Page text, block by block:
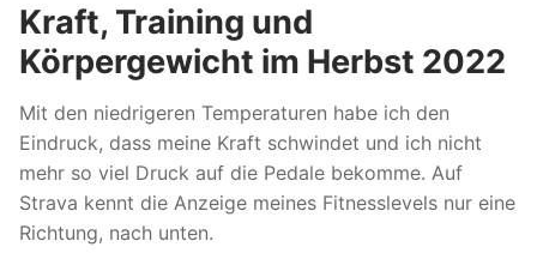
Kraft, Training und
Körpergewicht im Herbst 2022
Mit den niedrigeren Temperaturen habe ich den
Eindruck, dass meine Kraft schwindet und ich nicht
mehr so viel Druck auf die Pedale bekomme. Auf
Strava kennt die Anzeige meines Fitnesslevels nur eine
Richtung, nach unten.